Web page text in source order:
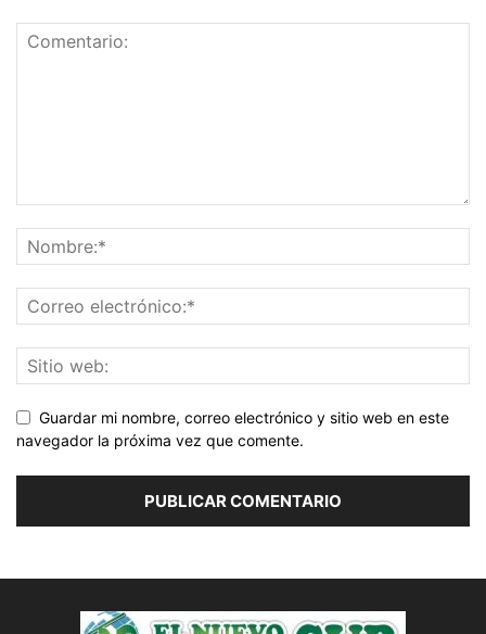
Guardar mi nombre, correo electrónico y sitio web en este
navegador la próxima vez que comente.